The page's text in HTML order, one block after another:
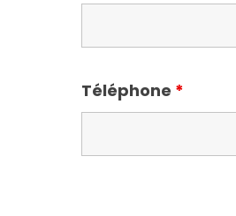
Téléphone *